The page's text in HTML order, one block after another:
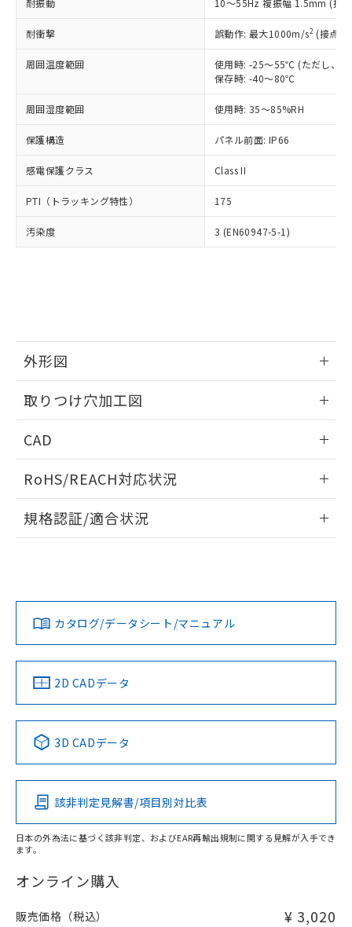
耐振動 10～55Hz 複振幅 1.5mm (接
耐衝撃 誤動作: 最大1000m/s2 (接点
周囲温度範囲
使用時: -25～55℃ (ただし、氷
保存時: -40～80℃
周囲湿度範囲 使用時: 35～85%RH
保護構造 パネル前面: IP66
感電保護クラス Class II
PTI（トラッキング特性） 175
汚染度 3 (EN60947-5-1)
外形図
取りつけ穴加工図
CAD
ドすることができます。
ログイン/会員登録
ダウンロードデータをご利用いただく前に、以下を必ずお読
みください。
ソフトウェアの使用条件
RoHS/REACH対応状況
EU RoHS 注意事項・凡例
対応済み
中国 RoHS 注意事項・凡例
Pb Hg Cd Cr(VI)
O
在庫等で未対応品が混在する可能性があります。
問い合わせください。
規格認証/適合状況
カタログ/データシート/マニュアル
2D CADデータ
3D CADデータ
該非判定見解書/項目別対比表
日本の外為法に基づく該非判定、およびEAR再輸出規制に関する見解が入手でき
ます。
オンライン購入
販売価格（税込） ¥ 3,020
正式な納期状況および標準価格はお客
様のお取引先、またはお客様担当のオ
ムロン制御機器販売店・当社販売員に
オムロン制御機器販売店や当社販売拠
販売ネットワーク
」をご確認
在庫状況および標準価格結果を当社の
事前の承諾なく第三者に漏洩または開
示しないようお願いします。
マイパーツ機能（部品リスト作成サー
ビス）をご利用いただくには、I-Web
メンバーズにご登録されている必要が
お客様が当ウェブサイト上で当社にご
指します。
但し、RoHS指令で産業用監視および制御機器に対する
適用除外項目は除く。
フタル酸エステル類の４物質については閾値を超える意
図的な使用がないことを確認しています。
部品在庫の切り替え状況などにより、予定
月が前後することがあります。
※3 非含有証明書ダウンロード
51物質の非含有証明書（当社基準）
※本証明書は発行日時点で非含有を証明す
るもので、過去に遡って非含有を証明する
ものではありません。
また、RoHS指令のフタル酸エステル類４
欄に対応日を記載しておりました。
既に当社にて対応品への在庫切替を完了
していることから、特段のことがない限
り、2022年1月12日より割愛しておりま
す。
DBP(フタル酸ジブチル) : 1000ppm、 DIBP(フタル酸ジ
イソブチル) : 1000ppm、 BBP(フタル酸ブチルベンジ
DEHP(フタル酸ビス(2-エチルヘキシル)) : 1000ppm
準値以下であることを示します。
「10」：通常の使用状況下において有害物
質が外部に漏えいし、環境に深刻な影響を
及ぼさない年数を意味します。
「－」：未確認です。当社販売部門へお問
全に破砕するなど、違法に輸出されな
いよう必要な手段を講じます。
当社は貴社製品を、核兵器、ミサイ
ル、化学兵器、生物兵器またはその他
武器並びにこれらの製造装置等に一切
当社は、貴社製品を第三者に販売する
場合は、上記1、2および3の内容を当
該第三者に通知します。また当社は、
販売先および販売に係わる関係者が違
法に輸出するおそれがある場合は、取
り引きをいたしません。
一定数には満たないが在庫あり
－
在庫なし(最新の在庫状況につ
いては、お客様のお取引先、ま
たはお客様担当のオムロン制御
機器販売店・当社販売員にご確
空
受注生産機種、また在庫状況の
情報を公開していない機種